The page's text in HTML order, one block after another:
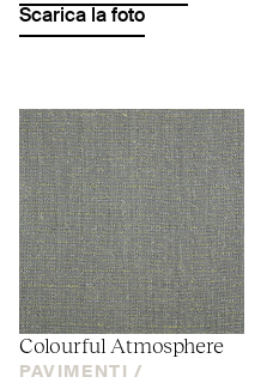
Scarica la foto
Colourful Atmosphere
PAVIMENTI /